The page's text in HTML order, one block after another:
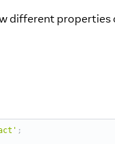
different properties